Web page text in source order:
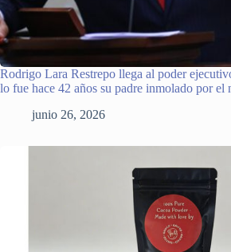
Rodrigo Lara Restrepo llega al poder
lo fue hace 42 años su padre inmolado por el
junio 26, 2026